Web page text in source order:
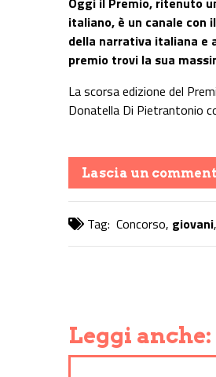
italiano, è un canale
della narrativa italiana e
premio trovi la sua
La scorsa edizione del
Donatella Di Pietrantonio
Lascia un
Tag: Concorso, giovani,
Leggi anche: